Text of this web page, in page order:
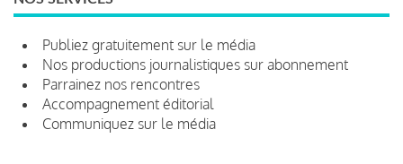
Publiez gratuitement sur le média
Nos productions journalistiques sur abonnement
Parrainez nos rencontres
Accompagnement éditorial
Communiquez sur le média